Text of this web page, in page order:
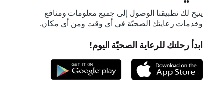
يتيح لك تطبيقنا الوصول إلى جميع معلومات ومنافع
وخدمات رعايتك الصحيّة في أي وقت ومن أي مكان.
ابدأ رحلتك للرعاية الصحيّة اليوم!